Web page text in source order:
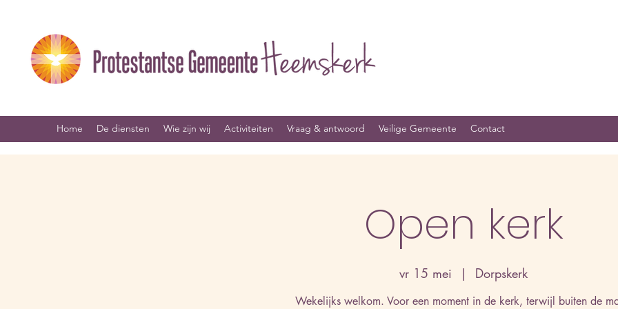
Home De diensten Wie zijn wij Activiteiten Vraag & antwoord Veilige Gemeente Contact
Open kerk
vr 15 mei
  |
Dorpskerk
Wekelijks welkom. Voor een moment in de kerk, terwijl buiten de